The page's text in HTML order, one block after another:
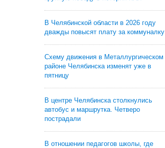
В Челябинской области в 2026 году
дважды повысят плату за коммуналку
Схему движения в Металлургическом
районе Челябинска изменят уже в
пятницу
В центре Челябинска столкнулись
автобус и маршрутка. Четверо
пострадали
В отношении педагогов школы, где